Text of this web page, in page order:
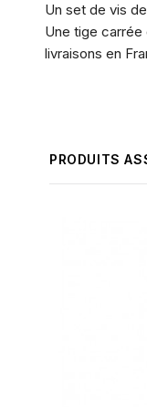
Un set de vis
Une tige
livraisons en
PRODUITS